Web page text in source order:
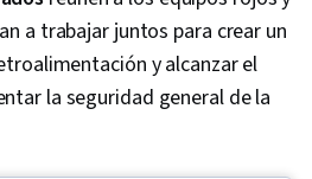
a trabajar juntos para crear un
y alcanzar el
la seguridad general de la